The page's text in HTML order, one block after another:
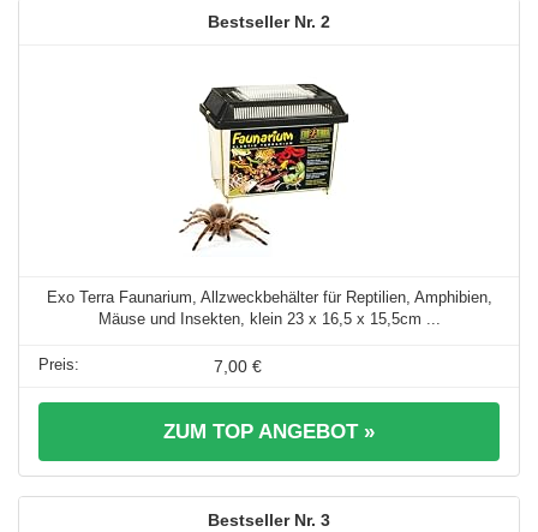
2
Exo Terra Faunarium, Allzweckbehälter für Reptilien, Amphibien,
Mäuse und Insekten, klein 23 x 16,5 x 15,5cm ...
7,00 €
ZUM TOP ANGEBOT »
3